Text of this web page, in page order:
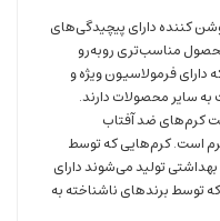
کننده دارای پیچیدگی‌های
مناسب‌تری روبه‌رو
فرمولاسیون ویژه و
سایر محصولات دارند.
کرم‌های ضد آفتاب‌
کرم است. کرم‌هایی که توسط
تولید می‌شوند دارای
توسط برند‌های ناشناخته به